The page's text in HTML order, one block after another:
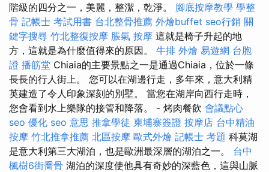
階級的四分之一，美麗，整潔，乾淨。 腳底按摩教學 學整
骨 記帳士 考試用書 台北整骨推薦 外燴buffet seo行銷 關
鍵字搜尋 竹北整復按摩 脹氣 按摩 這就是椅子升起的地
方，這就是為什麼值得來的原因。 牛排 外燴 易遊網 台胞
證 播筋堂 Chiaia的主要景點之一是通過Chiaia，位於一條
長長的行人街上。 您可以在湖邊行走，多年來，意大利精
英建造了令人印象深刻的別墅。 當您在湖岸向西行走時，
您會看到水上樂隊的接管和降落。 - 烤肉餐飲 會議點心
seo 優化 seo 意思 推拿學徒 柬埔寨簽證 按摩店 台中精油
按摩 竹北推拿推薦 北區按摩 歐式外燴 記帳士 考題 科莫湖
是意大利第三大湖泊，也是歐洲最深層的湖泊之一。 台中
楓樹6街喬骨 湖泊的深度使他具有奇妙的深藍色，這與山脈